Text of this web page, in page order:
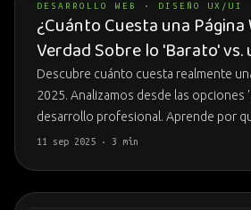
DESARROLLO WEB · DISEÑO UX/UI
¿Cuánto Cuesta una Página
Verdad Sobre lo 'Barato' vs.
Inteligente
Descubre cuánto cuesta realmente
2025. Analizamos desde las opciones
desarrollo profesional. Aprende por
11 sep 2025 · 3 min